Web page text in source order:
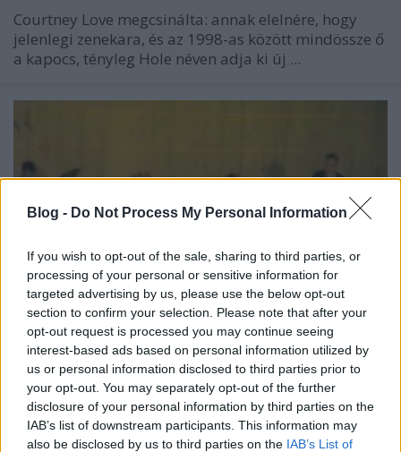
Blog - Do Not Process My Personal Information
If you wish to opt-out of the sale, sharing to third parties, or
processing of your personal or sensitive information for
targeted advertising by us, please use the below opt-out
section to confirm your selection. Please note that after your
opt-out request is processed you may continue seeing
interest-based ads based on personal information utilized by
us or personal information disclosed to third parties prior to
your opt-out. You may separately opt-out of the further
disclosure of your personal information by third parties on the
IAB’s list of downstream participants. This information may
also be disclosed by us to third parties on the IAB’s List of
Courtney Love megcsinálta: annak elelnére, hogy
jelenlegi zenekara, és az 1998-as között mindössze ő
a kapocs, tényleg Hole néven adja ki új ...
Fojtogató Auróra-felvétel - daliás
idők
KirschAndrás• 2010. február 18.